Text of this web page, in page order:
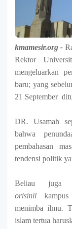
kmamesir.org -
Rektor
mengeluarkan
baru; yang
21 September
DR. Usamah
bahwa
pembahasan
tendensi politik
Beliau juga
orisinil kampus
menimba ilmu.
islam tertua